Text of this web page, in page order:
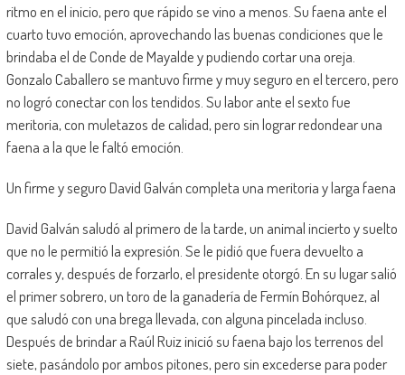
ritmo en el inicio, pero que rápido se vino a menos. Su faena ante el
cuarto tuvo emoción, aprovechando las buenas condiciones que le
brindaba el de Conde de Mayalde y pudiendo cortar una oreja.
Gonzalo Caballero se mantuvo firme y muy seguro en el tercero, pero
no logró conectar con los tendidos. Su labor ante el sexto fue
meritoria, con muletazos de calidad, pero sin lograr redondear una
faena a la que le faltó emoción.
Un firme y seguro David Galván completa una meritoria y larga faena
David Galván saludó al primero de la tarde, un animal incierto y suelto
que no le permitió la expresión. Se le pidió que fuera devuelto a
corrales y, después de forzarlo, el presidente otorgó. En su lugar salió
el primer sobrero, un toro de la ganadería de Fermín Bohórquez, al
que saludó con una brega llevada, con alguna pincelada incluso.
Después de brindar a Raúl Ruiz inició su faena bajo los terrenos del
siete, pasándolo por ambos pitones, pero sin excederse para poder